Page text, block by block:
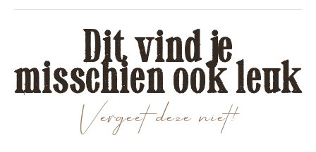
Vergeet deze niet!
Dit vind je
misschien ook leuk